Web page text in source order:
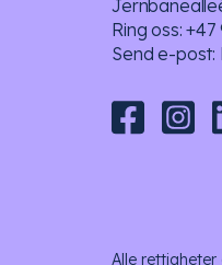
Ring oss:+47
Send e-post:
Alle rettigheter